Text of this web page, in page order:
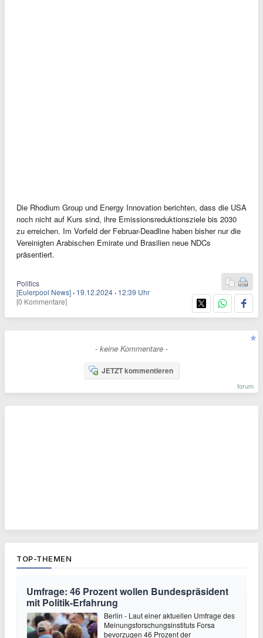
Die Rhodium Group und Energy Innovation berichten, dass die USA
noch nicht auf Kurs sind, ihre Emissionsreduktionsziele bis 2030
zu erreichen. Im Vorfeld der Februar-Deadline haben bisher nur die
Vereinigten Arabischen Emirate und Brasilien neue NDCs
präsentiert.
Politics
[Eulerpool News] · 19.12.2024 · 12:39 Uhr
[0 Kommentare]
- keine Kommentare -
JETZT kommentieren
forum
TOP-THEMEN
Umfrage: 46 Prozent wollen Bundespräsident
mit Politik-Erfahrung
Berlin - Laut einer aktuellen Umfrage des
Meinungsforschungsinstituts Forsa
bevorzugen 46 Prozent der